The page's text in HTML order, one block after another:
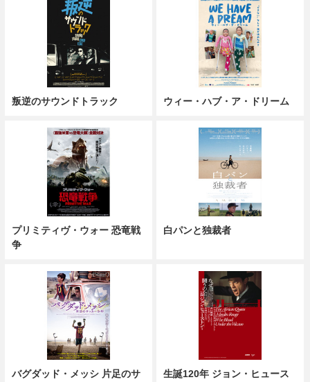
叛逆のサウンドトラック ウィー・ハブ・ア・ドリーム
プリミティヴ・ウォー 恐竜戦
争
白パンと独裁者
バグダッド・メッシ 片足のサ
生誕120年 ジョン・ヒュース